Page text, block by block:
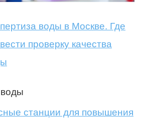
воды в Москве. Где
проверку качества